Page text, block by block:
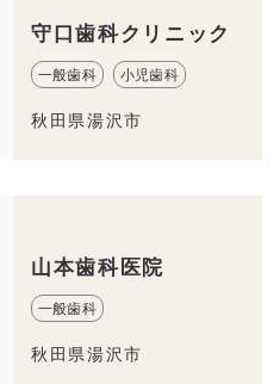
守口歯科クリニック
一般歯科 小児歯科
秋田県湯沢市
山本歯科医院
一般歯科
秋田県湯沢市